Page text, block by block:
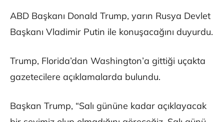
ABD Başkanı Donald Trump, yarın Rusya Devlet
Başkanı Vladimir Putin ile konuşacağını duyurdu.
Trump, Florida’dan Washington’a gittiği uçakta
gazetecilere açıklamalarda bulundu.
Başkan Trump, “Salı gününe kadar açıklayacak